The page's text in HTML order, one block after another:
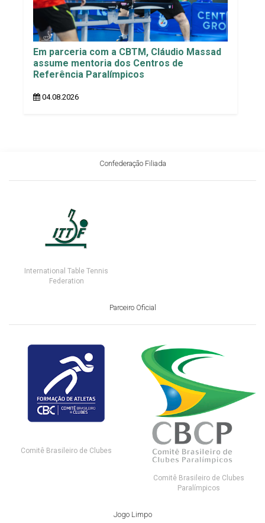
Em parceria com a CBTM, Cláudio Massad
assume mentoria dos Centros de
Referência Paralímpicos
04.08.2026
Confederação Filiada
International Table Tennis
Federation
Parceiro Oficial
Comitê Brasileiro de Clubes
Comitê Brasileiro de Clubes
Paralímpicos
Jogo Limpo